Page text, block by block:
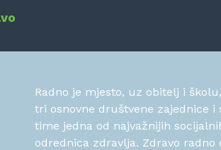
Radno je mjesto, uz obitelj i
tri osnovne društvene zajednice i
time jedna od najvažnijih
odrednica zdravlja. Zdravo radno